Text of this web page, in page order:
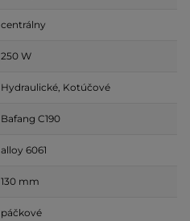
centrálny
250 W
Hydraulické, Kotúčové
Bafang C190
alloy 6061
130 mm
páčkové